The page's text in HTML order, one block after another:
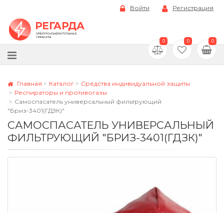
Войти Регистрация
0 0 0
Главная Каталог
Средства индивидуальной защиты
Респираторы и противогазы
Самоспасатель универсальный фильтрующий
"Бриз-3401(ГДЗК)"
САМОСПАСАТЕЛЬ УНИВЕРСАЛЬНЫЙ
ФИЛЬТРУЮЩИЙ "БРИЗ-3401(ГДЗК)"